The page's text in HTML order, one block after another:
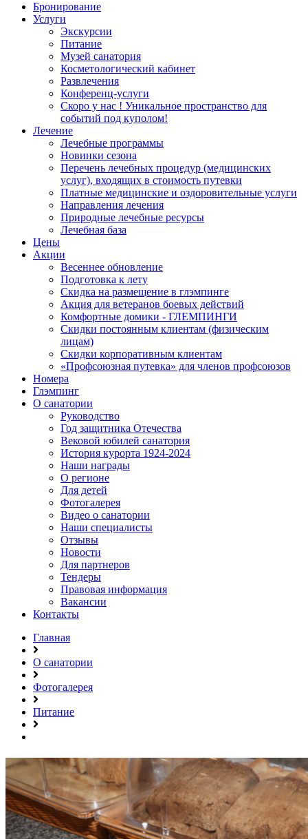
Бронирование
Услуги
Экскурсии
Питание
Музей санатория
Косметологический кабинет
Развлечения
Конференц-услуги
Скоро у нас ! Уникальное пространство для
событий под куполом!
Лечение
Лечебные программы
Новинки сезона
Перечень лечебных процедур (медицинских
услуг), входящих в стоимость путевки
Платные медицинские и оздоровительные услуги
Направления лечения
Природные лечебные ресурсы
Лечебная база
Цены
Акции
Весеннее обновление
Подготовка к лету
Скидка на размещение в глэмпинге
Акция для ветеранов боевых действий
Комфортные домики - ГЛЕМПИНГИ
Скидки постоянным клиентам (физическим
лицам)
Скидки корпоративным клиентам
«Профсоюзная путевка» для членов профсоюзов
Номера
Глэмпинг
О санатории
Руководство
Год защитника Отечества
Вековой юбилей санатория
История курорта 1924-2024
Наши награды
О регионе
Для детей
Фотогалерея
Видео о санатории
Наши специалисты
Отзывы
Новости
Для партнеров
Тендеры
Правовая информация
Вакансии
Контакты
Главная
О санатории
Фотогалерея
Питание